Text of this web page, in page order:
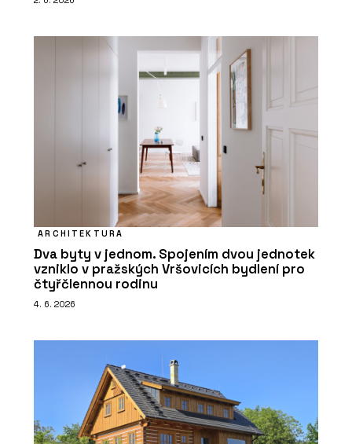
ARCHITEKTURA
Dva byty v jednom. Spojením dvou jednotek
vzniklo v pražských Vršovicích bydlení pro
čtyřčlennou rodinu
4. 6. 2026